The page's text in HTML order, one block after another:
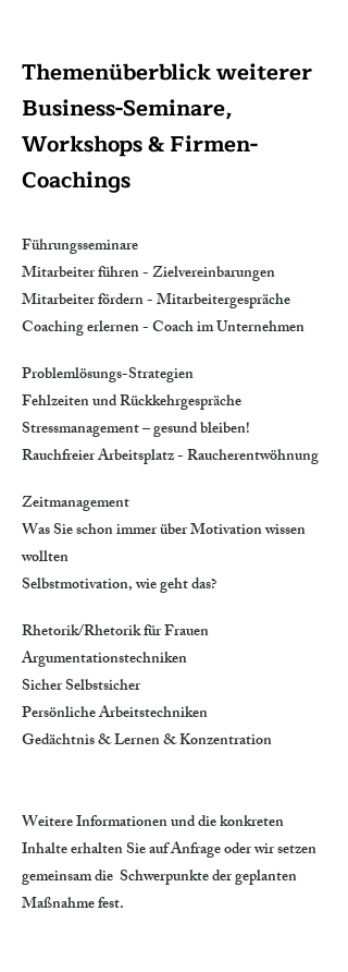
Themenüberblick weiterer
Business-Seminare,
Workshops & Firmen-
Coachings
Führungsseminare
Mitarbeiter führen - Zielvereinbarungen
Mitarbeiter fördern - Mitarbeitergespräche
Coaching erlernen - Coach im Unternehmen
Problemlösungs-Strategien
Fehlzeiten und Rückkehrgespräche
Stressmanagement – gesund bleiben!
Rauchfreier Arbeitsplatz - Raucherentwöhnung
Zeitmanagement
Was Sie schon immer über Motivation wissen
wollten
Selbstmotivation, wie geht das?
Rhetorik/Rhetorik für Frauen
Argumentationstechniken
Sicher Selbstsicher
Persönliche Arbeitstechniken
Gedächtnis & Lernen & Konzentration
Weitere Informationen und die konkreten
Inhalte erhalten Sie auf Anfrage oder wir setzen
gemeinsam die Schwerpunkte der geplanten
Maßnahme fest.